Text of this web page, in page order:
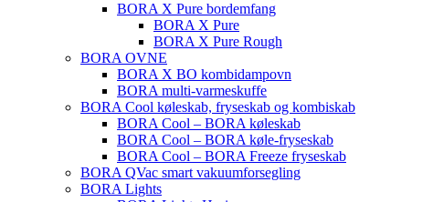
BORA X Pure bordemfang
BORA X Pure
BORA X Pure Rough
BORA OVNE
BORA X BO kombidampovn
BORA multi-varmeskuffe
BORA Cool køleskab, fryseskab og kombiskab
BORA Cool – BORA køleskab
BORA Cool – BORA køle-fryseskab
BORA Cool – BORA Freeze fryseskab
BORA QVac smart vakuumforsegling
BORA Lights